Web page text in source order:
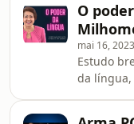
muito
curtam/
pessoas.
O
mai 16, 2023
Estudo
da língua,